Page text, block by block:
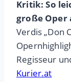
Kritik: So
große Oper
Verdis „Don
Regisseur
Kurier.at